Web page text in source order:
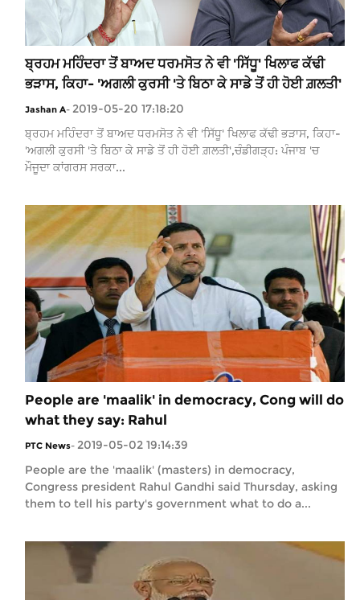
ਬ੍ਰਹਮ ਮਹਿੰਦਰਾ ਤੋਂ ਬਾਅਦ ਧਰਮਸੋਤ ਨੇ ਵੀ 'ਸਿੱਧੂ' ਖਿਲਾਫ ਕੱਢੀ
ਭੜਾਸ, ਕਿਹਾ- 'ਅਗਲੀ ਕੁਰਸੀ 'ਤੇ ਬਿਠਾ ਕੇ ਸਾਡੇ ਤੋਂ ਹੀ ਹੋਈ ਗ਼ਲਤੀ'
Jashan A- 2019-05-20 17:18:20
ਬ੍ਰਹਮ ਮਹਿੰਦਰਾ ਤੋਂ ਬਾਅਦ ਧਰਮਸੋਤ ਨੇ ਵੀ 'ਸਿੱਧੂ' ਖਿਲਾਫ ਕੱਢੀ ਭੜਾਸ, ਕਿਹਾ-
'ਅਗਲੀ ਕੁਰਸੀ 'ਤੇ ਬਿਠਾ ਕੇ ਸਾਡੇ ਤੋਂ ਹੀ ਹੋਈ ਗ਼ਲਤੀ',ਚੰਡੀਗੜ੍ਹ: ਪੰਜਾਬ 'ਚ
ਮੌਜੂਦਾ ਕਾਂਗਰਸ ਸਰਕਾ...
People are 'maalik' in democracy, Cong will do
what they say: Rahul
PTC News- 2019-05-02 19:14:39
People are the 'maalik' (masters) in democracy,
Congress president Rahul Gandhi said Thursday, asking
them to tell his party's government what to do a...